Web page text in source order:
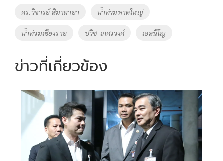
ดร.วิจารย์ สิมาฉายา น้ำท่วมหาดใหญ่
น้ำท่วมเชียงราย ปวิช เกศววงศ์ เอลนีโญ
ข่าวที่เกี่ยวข้อง